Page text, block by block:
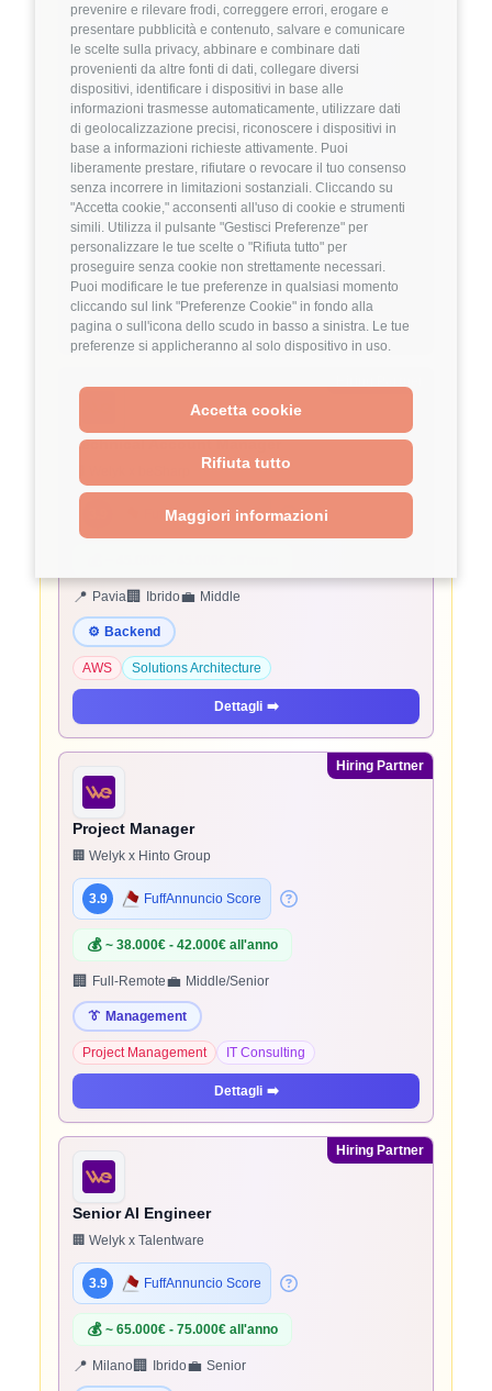
prevenire e rilevare frodi, correggere errori, erogare e
presentare pubblicità e contenuto, salvare e comunicare
le scelte sulla privacy, abbinare e combinare dati
provenienti da altre fonti di dati, collegare diversi
dispositivi, identificare i dispositivi in base alle
informazioni trasmesse automaticamente, utilizzare dati
di geolocalizzazione precisi, riconoscere i dispositivi in
base a informazioni richieste attivamente. Puoi
liberamente prestare, rifiutare o revocare il tuo consenso
senza incorrere in limitazioni sostanziali. Cliccando su
"Accetta cookie," acconsenti all'uso di cookie e strumenti
simili. Utilizza il pulsante "Gestisci Preferenze" per
personalizzare le tue scelte o "Rifiuta tutto" per
proseguire senza cookie non strettamente necessari.
Puoi modificare le tue preferenze in qualsiasi momento
cliccando sul link "Preferenze Cookie" in fondo alla
pagina o sull'icona dello scudo in basso a sinistra. Le tue
preferenze si applicheranno al solo dispositivo in uso.
Accetta cookie
Rifiuta tutto
Maggiori informazioni
Product Engineer
🏢 Welyk x Callimacus.ai
4 FuffAnnuncio Score
💰 Fino a 85.000€ all'anno
📍 Milano🏢 On-Site (fase iniziale) poi Ibrido
💼 Middle/Senior
⚙️ Backend
TypeScript Node.js
Dettagli ➡️
Technical Account Manager
FuffAnnuncio Score
📍 Pavia🏢 Ibrido💼 Middle
⚙️ Backend
AWS Solutions Architecture
Dettagli ➡️
Hiring Partner
Project Manager
🏢 Welyk x Hinto Group
3.9 FuffAnnuncio Score
💰 ~ 38.000€ - 42.000€ all'anno
🏢 Full-Remote💼 Middle/Senior
👔 Management
Project Management IT Consulting
Dettagli ➡️
Hiring Partner
Senior AI Engineer
🏢 Welyk x Talentware
3.9 FuffAnnuncio Score
💰 ~ 65.000€ - 75.000€ all'anno
📍 Milano🏢 Ibrido💼 Senior